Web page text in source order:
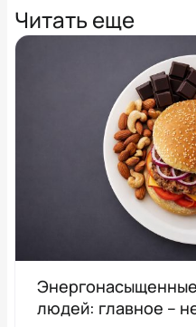
Читать еще
людей: главное –